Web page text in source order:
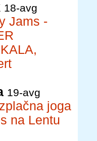
18-avg
Jams -
19-avg
joga
na Lentu